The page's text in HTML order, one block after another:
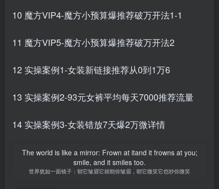
10 魔方VIP4-魔方小预算爆推荐破万开法1-1
11 魔方VIP5-魔方小预算爆推荐破万开法2
12 实操案例1-女装新链接推荐从0到1万6
13 实操案例2-93元女裤平均每天7000推荐流量
14 实操案例3-女装错放7天爆2万微详情
The world is like a mirror: Frown at itand it frowns at you;
smile, and it smiles too.
世界犹如一面镜子：朝它皱眉它就朝你皱眉，朝它微笑它也吵你微笑